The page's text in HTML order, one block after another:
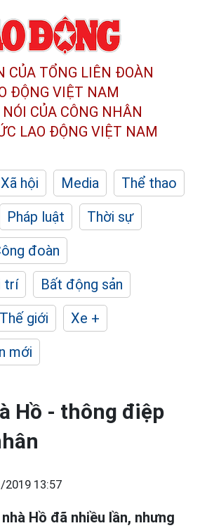
CỦA TỔNG LIÊN ĐOÀN
ĐỘNG VIỆT NAM
CỦA CÔNG NHÂN
LAO ĐỘNG VIỆT NAM
Xã hội Media
Thể thao
Pháp luật
Thời sự
đoàn
trí
Bất động sản
Thế giới
Xe +
mới
Hồ - thông điệp
2019 13:57
Hồ đã nhiều lần, nhưng